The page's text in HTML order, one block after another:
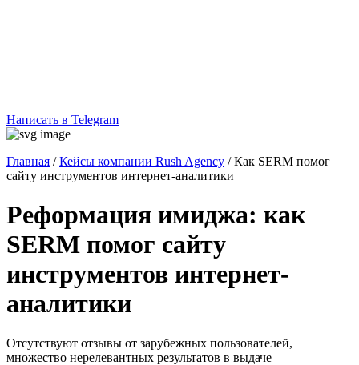
Написать в Telegram
Главная /Кейсы компании Rush Agency /Как SERM помог
сайту инструментов интернет-аналитики
Реформация имиджа: как
SERM помог сайту
инструментов интернет-
аналитики
Отсутствуют отзывы от зарубежных пользователей,
множество нерелевантных результатов в выдаче